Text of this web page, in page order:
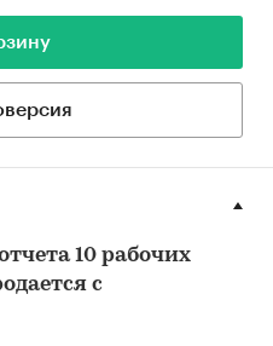
10 рабочих
с